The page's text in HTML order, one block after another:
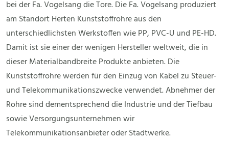
bei der Fa. Vogelsang die Tore. Die Fa. Vogelsang produziert
am Standort Herten Kunststoffrohre aus den
unterschiedlichsten Werkstoffen wie PP, PVC-U und PE-HD.
Damit ist sie einer der wenigen Hersteller weltweit, die in
dieser Materialbandbreite Produkte anbieten. Die
Kunststoffrohre werden für den Einzug von Kabel zu Steuer-
und Telekommunikationszwecke verwendet. Abnehmer der
Rohre sind dementsprechend die Industrie und der Tiefbau
sowie Versorgungsunternehmen wir
Telekommunikationsanbieter oder Stadtwerke.